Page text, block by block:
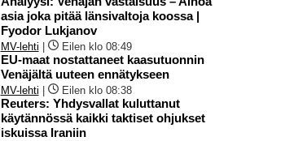
asia joka pitää länsivaltoja koossa |
Fyodor Lukjanov
MV-lehti Eilen klo 08:49
EU-maat nostattaneet kaasutuonnin
Venäjältä uuteen ennätykseen
MV-lehti Eilen klo 08:38
Reuters: Yhdysvallat kuluttanut
käytännössä kaikki taktiset ohjukset
iskuissa Iraniin